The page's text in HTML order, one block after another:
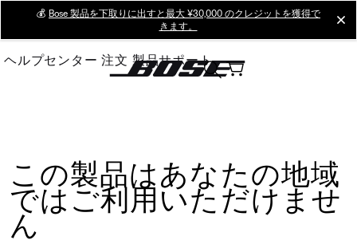
Main
💰 Bose 製品を下取りに出すと最大 ¥30,000 のクレジットを獲得で
きます。
ヘルプセンター 注文 製品サポート
この製品はあなたの地域
ではご利用いただけませ
ん